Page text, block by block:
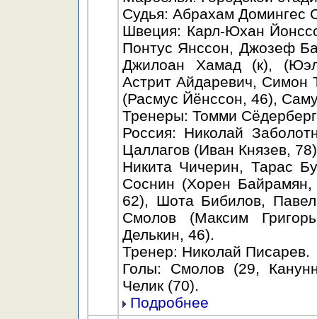
Судья: Абрахам Домингес
Швеция: Карл-Юхан
Понтус Янссон, Джозеф
Джилоан Хамад (к),
Астрит Айдаревич, Симон
(Расмус Йёнссон, 46),
Тренеры: Томми
Россия: Николай
Цаллагов (Иван Князев,
Никита Чичерин, Тарас
Соснин (Хорен
62), Шота Бибилов,
Смолов (Максим
Делькин, 46).
Тренер: Николай Писарев.
Голы: Смолов (29,
Челик (70).
Подробнее